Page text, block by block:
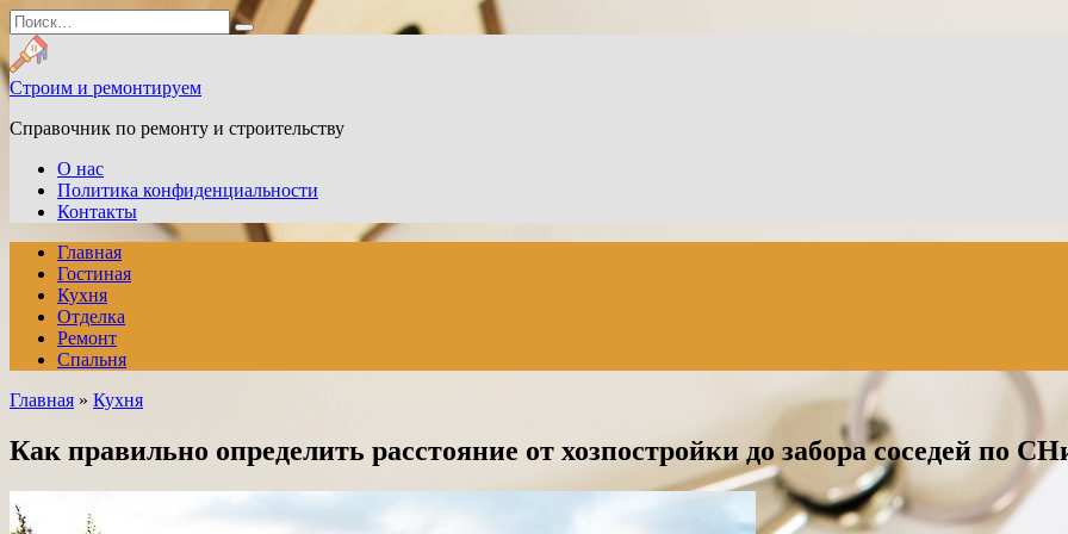
Перейти
к
содержанию
Search
for:
Строим и ремонтируем
Справочник по ремонту и строительству
О нас
Политика конфиденциальности
Контакты
Главная
Гостиная
Кухня
Отделка
Ремонт
Спальня
Главная » Кухня
Как правильно определить расстояние от хозпостройки до забора соседей по